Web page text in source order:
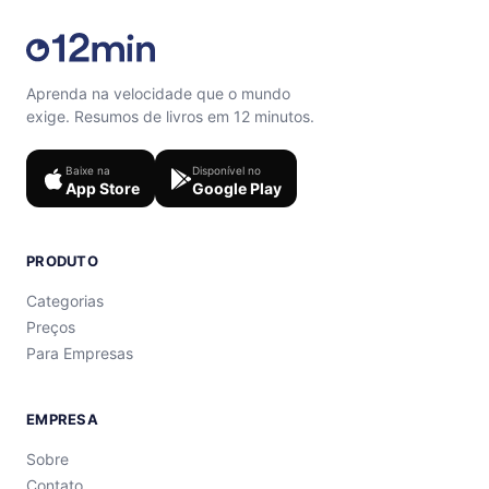
Aprenda na velocidade que o mundo
exige. Resumos de livros em 12 minutos.
Baixe na
App Store
Disponível no
Google Play
PRODUTO
Categorias
Preços
Para Empresas
EMPRESA
Sobre
Contato